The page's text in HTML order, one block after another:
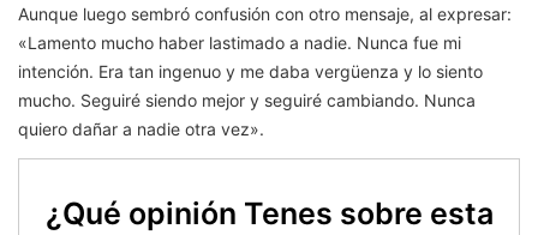
Aunque luego sembró confusión con otro mensaje, al expresar:
«Lamento mucho haber lastimado a nadie. Nunca fue mi
intención. Era tan ingenuo y me daba vergüenza y lo siento
mucho. Seguiré siendo mejor y seguiré cambiando. Nunca
quiero dañar a nadie otra vez».
¿Qué opinión Tenes sobre esta